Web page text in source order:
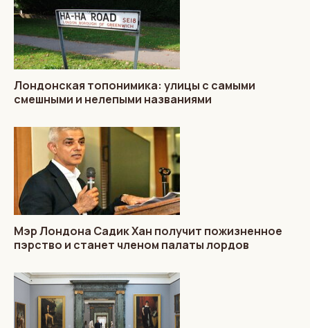
Лондонская топонимика: улицы с самыми
смешными и нелепыми названиями
Мэр Лондона Садик Хан получит пожизненное
пэрство и станет членом палаты лордов